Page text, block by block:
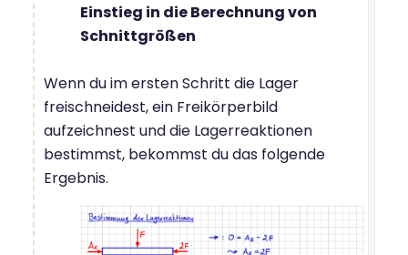
Einstieg in die Berechnung von
Schnittgrößen
Wenn du im ersten Schritt die Lager
freischneidest, ein Freikörperbild
aufzeichnest und die Lagerreaktionen
bestimmst, bekommst du das folgende
Ergebnis.